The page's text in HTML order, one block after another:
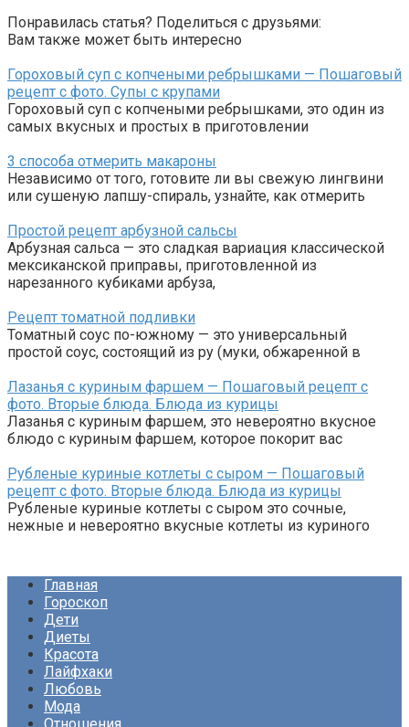
Понравилась статья? Поделиться с друзьями:
Вам также может быть интересно
Гороховый суп с копчеными ребрышками — Пошаговый
рецепт с фото. Супы с крупами
Гороховый суп с копчеными ребрышками, это один из
самых вкусных и простых в приготовлении
3 способа отмерить макароны
Независимо от того, готовите ли вы свежую лингвини
или сушеную лапшу-спираль, узнайте, как отмерить
Простой рецепт арбузной сальсы
Арбузная сальса — это сладкая вариация классической
мексиканской приправы, приготовленной из
нарезанного кубиками арбуза,
Рецепт томатной подливки
Томатный соус по-южному — это универсальный
простой соус, состоящий из ру (муки, обжаренной в
Лазанья с куриным фаршем — Пошаговый рецепт с
фото. Вторые блюда. Блюда из курицы
Лазанья с куриным фаршем, это невероятно вкусное
блюдо с куриным фаршем, которое покорит вас
Рубленые куриные котлеты с сыром — Пошаговый
рецепт с фото. Вторые блюда. Блюда из курицы
Рубленые куриные котлеты с сыром это сочные,
нежные и невероятно вкусные котлеты из куриного
Главная
Гороскоп
Дети
Диеты
Красота
Лайфхаки
Любовь
Мода